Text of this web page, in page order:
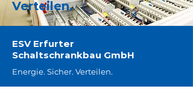
Verteilen.
ESV Erfurter
Schaltschrankbau GmbH
Energie. Sicher. Verteilen.